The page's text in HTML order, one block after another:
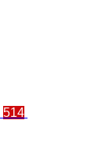
514